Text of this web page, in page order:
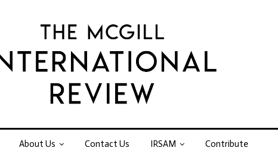
About Us Contact Us IRSAM Contribute